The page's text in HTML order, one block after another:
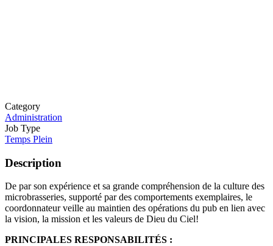
Category
Administration
Job Type
Temps Plein
Description
De par son expérience et sa grande compréhension de la culture des
microbrasseries, supporté par des comportements exemplaires, le
coordonnateur veille au maintien des opérations du pub en lien avec
la vision, la mission et les valeurs de Dieu du Ciel!
PRINCIPALES RESPONSABILITÉS :